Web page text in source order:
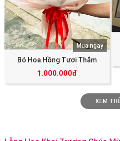
Bó Hoa Hồng Tươi Thắm
1.000.000đ
Mua ngay
XEM